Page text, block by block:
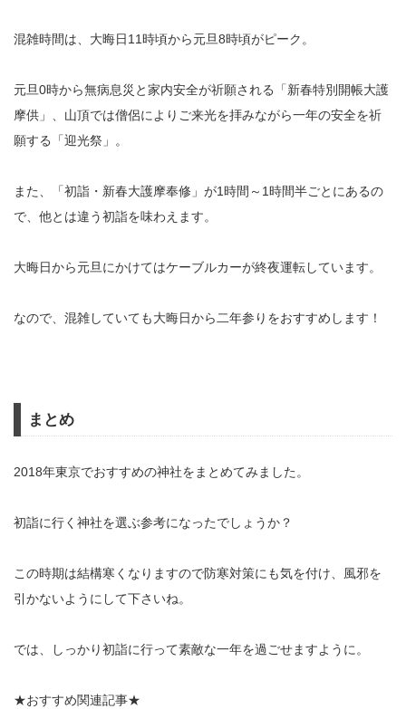
混雑時間は、大晦日11時頃から元旦8時頃がピーク。
元旦0時から無病息災と家内安全が祈願される「新春特別開帳大護
摩供」、山頂では僧侶によりご来光を拝みながら一年の安全を祈
願する「迎光祭」。
また、「初詣・新春大護摩奉修」が1時間～1時間半ごとにあるの
で、他とは違う初詣を味わえます。
大晦日から元旦にかけてはケーブルカーが終夜運転しています。
なので、混雑していても大晦日から二年参りをおすすめします！
まとめ
2018年東京でおすすめの神社をまとめてみました。
初詣に行く神社を選ぶ参考になったでしょうか？
この時期は結構寒くなりますので防寒対策にも気を付け、風邪を
引かないようにして下さいね。
では、しっかり初詣に行って素敵な一年を過ごせますように。
★おすすめ関連記事★